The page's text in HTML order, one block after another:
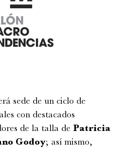
sede de un ciclo de
con destacados
de la talla de Patricia
Godoy; así mismo,